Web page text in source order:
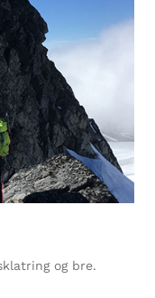
og bre.